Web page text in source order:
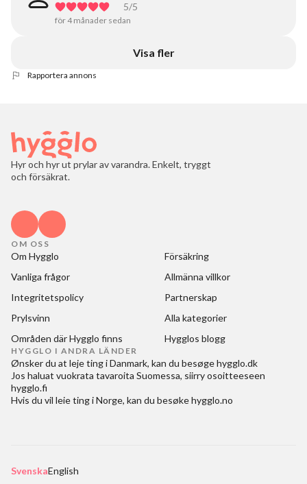
5/5
för 4 månader sedan
Visa fler
Rapportera annons
Hyr och hyr ut prylar av varandra. Enkelt, tryggt
och försäkrat.
OM OSS
Om Hygglo
Försäkring
Vanliga frågor
Allmänna villkor
Integritetspolicy
Partnerskap
Prylsvinn
Alla kategorier
Områden där Hygglo finns
Hygglos blogg
HYGGLO I ANDRA LÄNDER
Ønsker du at leje ting i Danmark, kan du besøgehygglo.dk
Jos haluat vuokrata tavaroita Suomessa, siirry osoitteeseen
hygglo.fi
Hvis du vil leie ting i Norge, kan du besøkehygglo.no
SvenskaEnglish